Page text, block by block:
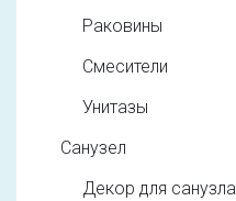
Раковины
Смесители
Унитазы
Санузел
Декор для санузла